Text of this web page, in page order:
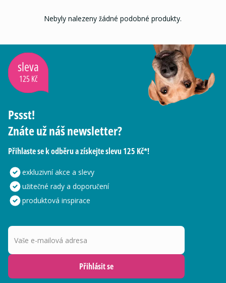
Nebyly nalezeny žádné podobné produkty.
sleva
125 Kč
Pssst!
Znáte už náš newsletter?
Přihlaste se k odběru a získejte slevu 125 Kč*!
exkluzivní akce a slevy
užitečné rady a doporučení
produktová inspirace
Vaše e-mailová adresa
Přihlásit se